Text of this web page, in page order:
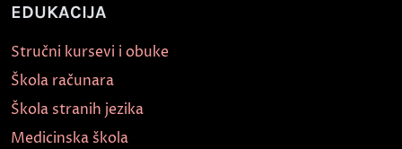
EDUKACIJA
Stručni kursevi i obuke
Škola računara
Škola stranih jezika
Medicinska škola